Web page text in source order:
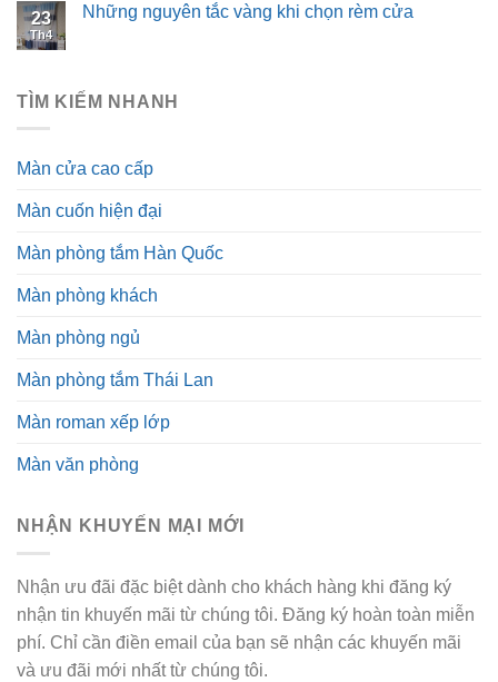
23
Th4
Những nguyên tắc vàng khi chọn rèm cửa
TÌM KIẾM NHANH
Màn cửa cao cấp
Màn cuốn hiện đại
Màn phòng tắm Hàn Quốc
Màn phòng khách
Màn phòng ngủ
Màn phòng tắm Thái Lan
Màn roman xếp lớp
Màn văn phòng
NHẬN KHUYẾN MẠI MỚI
Nhận ưu đãi đặc biệt dành cho khách hàng khi đăng ký
nhận tin khuyến mãi từ chúng tôi. Đăng ký hoàn toàn miễn
phí. Chỉ cần điền email của bạn sẽ nhận các khuyến mãi
và ưu đãi mới nhất từ chúng tôi.